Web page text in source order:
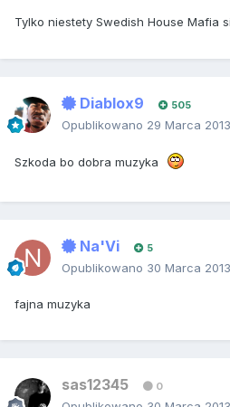
Tylko niestety Swedish House Mafia
Diablox9 505
Opublikowano 29 Marca 2013
Szkoda bo dobra muzyka
Na'Vi 5
Opublikowano 30 Marca 2013
fajna muzyka
sas12345 0